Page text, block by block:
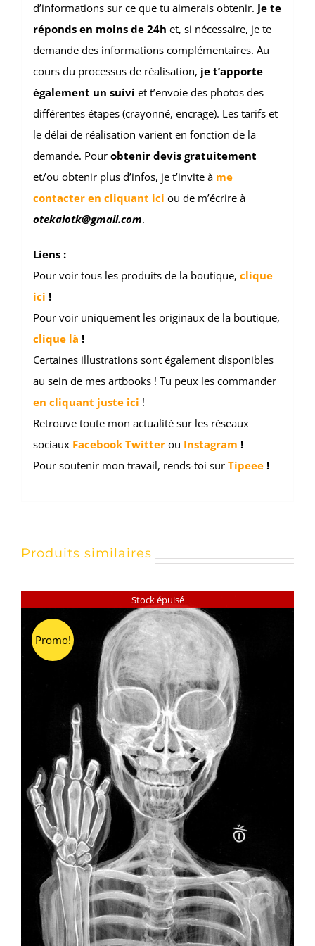
d’informations sur ce que tu aimerais obtenir. Je te
réponds en moins de 24h et, si nécessaire, je te
demande des informations complémentaires. Au
cours du processus de réalisation, je t’apporte
également un suivi et t’envoie des photos des
différentes étapes (crayonné, encrage). Les tarifs et
le délai de réalisation varient en fonction de la
demande. Pour obtenir devis gratuitement
et/ou obtenir plus d’infos, je t’invite à me
contacter en cliquant ici ou de m’écrire à
otekaiotk@gmail.com.
Liens :
Pour voir tous les produits de la boutique, clique
ici !
Pour voir uniquement les originaux de la boutique,
clique là !
Certaines illustrations sont également disponibles
au sein de mes artbooks ! Tu peux les commander
en cliquant juste ici !
Retrouve toute mon actualité sur les réseaux
sociaux Facebook Twitter ou Instagram !
Pour soutenir mon travail, rends-toi sur Tipeee !
Produits similaires
Stock épuisé
Promo!